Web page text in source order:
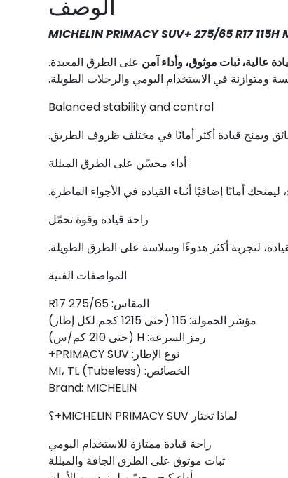
الوصف
عالية، ثبات موثوق، وأداء آمن على الطرق المعبدة.
ومتوازنة في الاستخدام اليومي والرحلات الطويلة.
Balanced stability and control
ويمنح قيادة أكثر أمانًا في مختلف ظروف الطريق.
أداء محسّن على الطرق المبللة
أمانًا إضافيًا أثناء القيادة في الأجواء الماطرة.
راحة قيادة وقوة تحمّل
المواصفات الفنية
المقاس: 275/65 R17
مؤشر الحمولة: 115 (حتى 1215 كجم لكل إطار)
رمز السرعة: H (حتى 210 كم/س)
نوع الإطار: PRIMACY SUV+
الخصائص: MI، TL (Tubeless)
Brand: MICHELIN
لماذا تختار MICHELIN PRIMACY SUV+؟
راحة قيادة ممتازة للاستخدام اليومي
ثبات موثوق على الطرق الجافة والمبللة